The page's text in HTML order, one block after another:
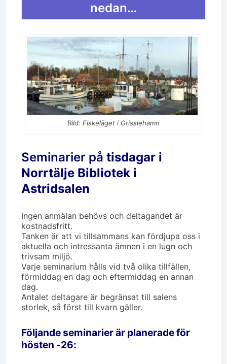
nedan…
Bild: Fiskeläget i Grisslehamn
Seminarier på tisdagar i
Norrtälje Bibliotek i
Astridsalen
Ingen anmälan behövs och deltagandet är
kostnadsfritt.
Tanken är att vi tillsammans kan fördjupa oss i
aktuella och intressanta ämnen i en lugn och
trivsam miljö.
Varje seminarium hålls vid två olika tillfällen,
förmiddag en dag och eftermiddag en annan
dag.
Antalet deltagare är begränsat till salens
storlek, så först till kvarn gäller.
Följande seminarier är planerade för
hösten -26: